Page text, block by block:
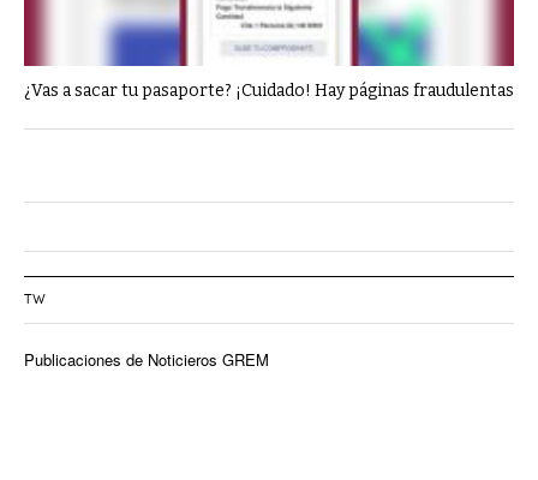
¿Vas a sacar tu pasaporte? ¡Cuidado! Hay páginas fraudulentas
TW
Publicaciones de Noticieros GREM